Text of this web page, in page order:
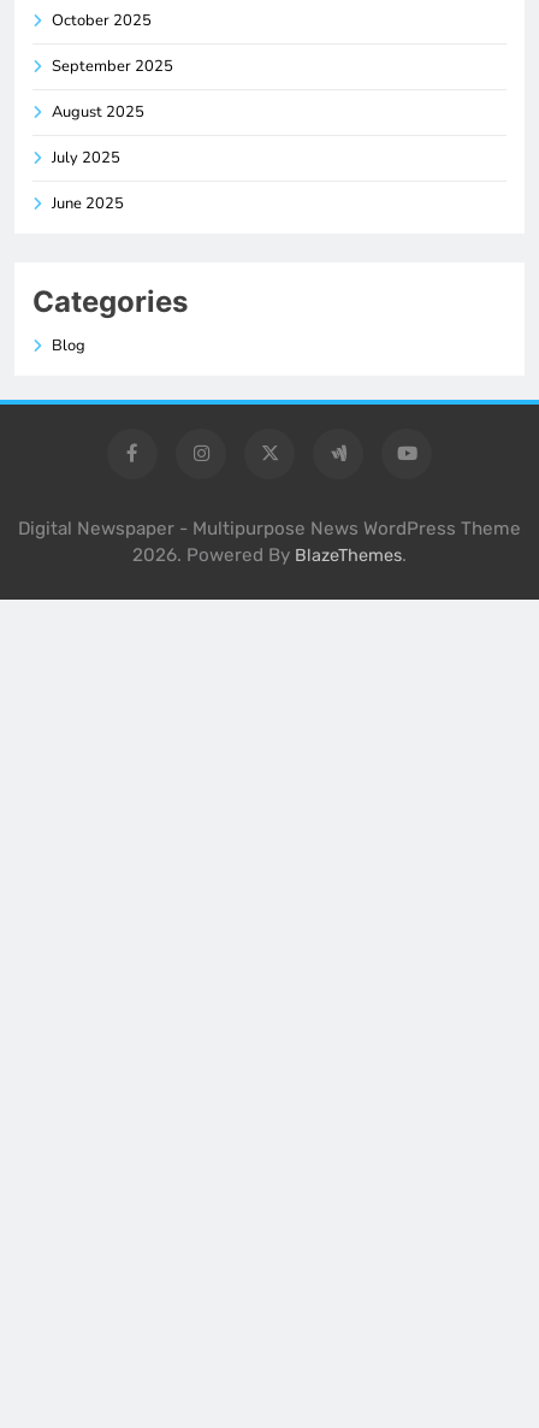
October 2025
September 2025
August 2025
July 2025
June 2025
Categories
Blog
Digital Newspaper - Multipurpose News WordPress Theme
2026. Powered By BlazeThemes.